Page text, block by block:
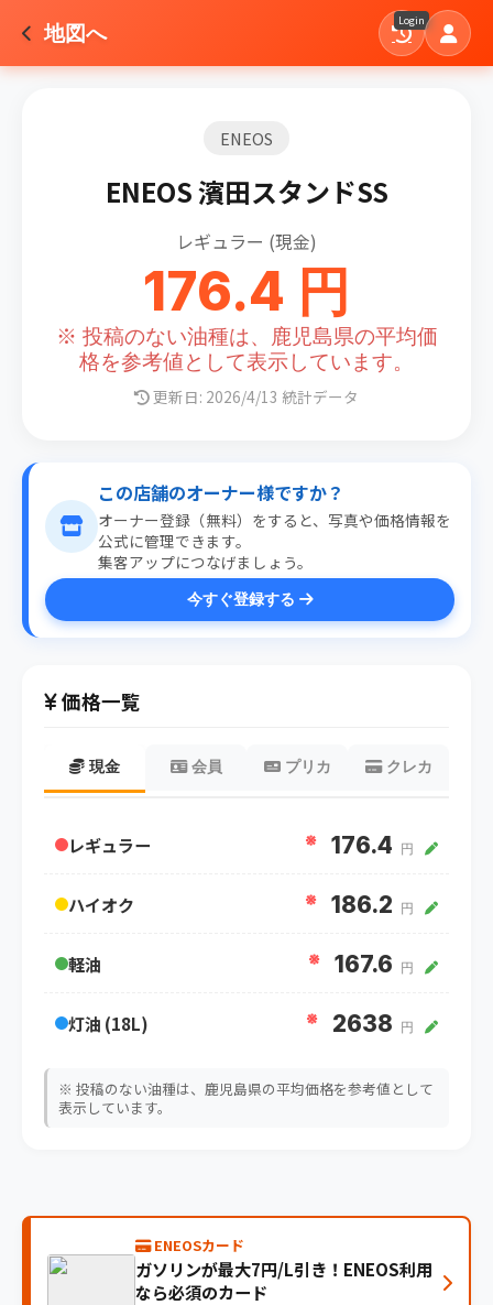
地図へ Login
ENEOS
ENEOS 濱田スタンドSS
レギュラー (現金)
176.4 円
※ 投稿のない油種は、鹿児島県の平均価
格を参考値として表示しています。
更新日: 2026/4/13 統計データ
この店舗のオーナー様ですか？
オーナー登録（無料）をすると、写真や価格情報を
公式に管理できます。
集客アップにつなげましょう。
今すぐ登録する
価格一覧
現金 会員 プリカ クレカ
レギュラー ※ 176.4 円
ハイオク ※ 186.2 円
軽油 ※ 167.6 円
灯油 (18L) ※ 2638 円
※ 投稿のない油種は、鹿児島県の平均価格を参考値として
表示しています。
ENEOSカード
ガソリンが最大7円/L引き！ENEOS利用
なら必須のカード